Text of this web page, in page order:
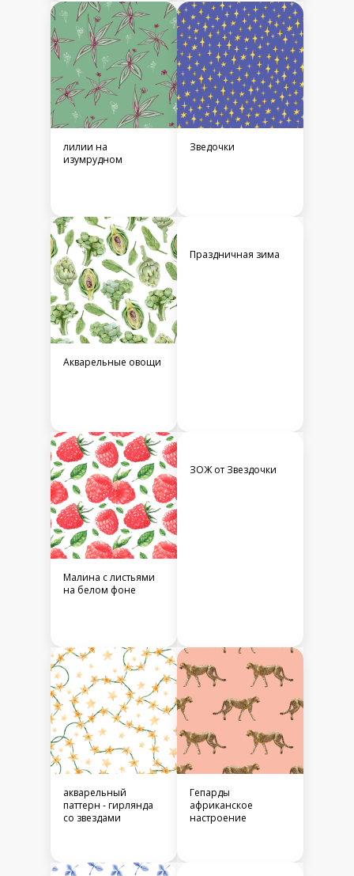
лилии на
изумрудном
Зведочки
Акварельные овощи
Праздничная зима
Малина с листьями
на белом фоне
ЗОЖ от Звездочки
акварельный
паттерн - гирлянда
со звездами
Гепарды
африканское
настроение